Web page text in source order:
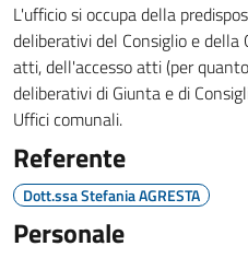
L'ufficio si occupa della
deliberativi del Consiglio e
atti, dell'accesso atti (per
deliberativi di Giunta e di
Uffici comunali.
Referente
Dott.ssa Stefania AGRESTA
Personale